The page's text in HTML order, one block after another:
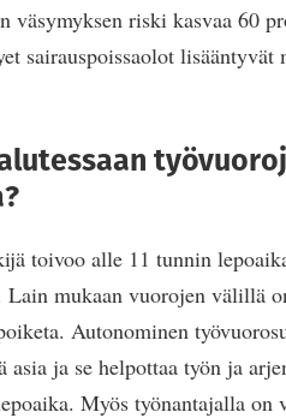
väsymyksen riski kasvaa 60
sairauspoissaolot lisääntyvät
toivoo alle 11 tunnin
mukaan vuorojen välillä
Autonominen
asia ja se helpottaa työn ja
Myös työnantajalla on